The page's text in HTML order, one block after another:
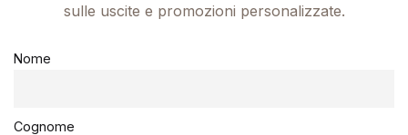
sulle uscite e promozioni personalizzate.
Nome
Cognome